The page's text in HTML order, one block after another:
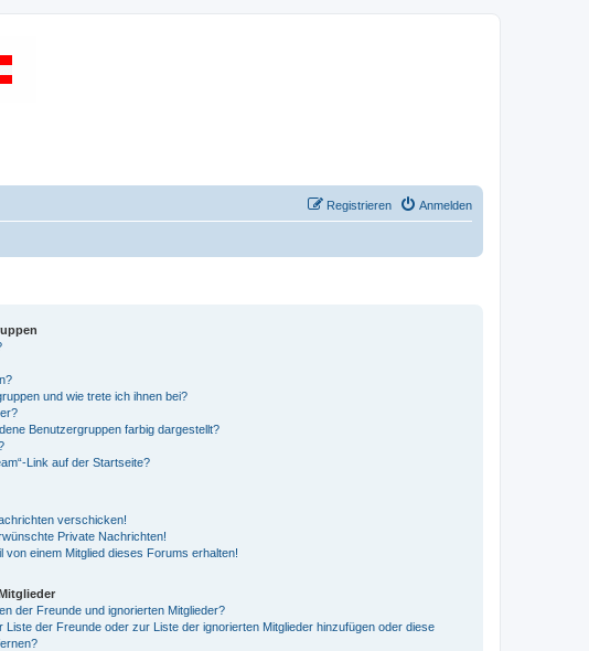
Anmelden
Registrieren
und wie trete ich ihnen bei?
Benutzergruppen farbig dargestellt?
Link auf der Startseite?
verschicken!
Private Nachrichten!
von einem Mitglied dieses Forums erhalten!
der Freunde und ignorierten Mitglieder?
Liste der Freunde oder zur Liste der ignorierten Mitglieder hinzufügen oder diese